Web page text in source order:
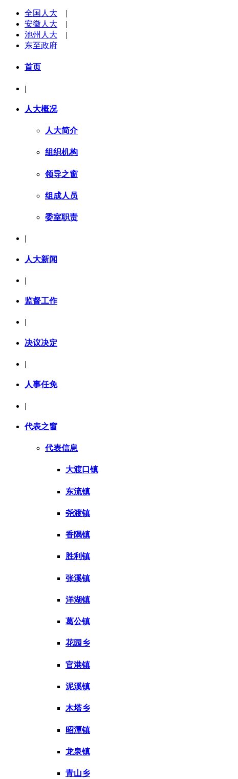
全国人大 |
安徽人大 |
池州人大 |
东至政府
首页
|
人大概况
人大简介
组织机构
领导之窗
组成人员
委室职责
|
人大新闻
|
监督工作
决议决定
|
人事任免
|
代表之窗
代表信息
大渡口镇
东流镇
尧渡镇
香隅镇
胜利镇
张溪镇
洋湖镇
葛公镇
花园乡
官港镇
泥溪镇
木塔乡
昭潭镇
龙泉镇
青山乡